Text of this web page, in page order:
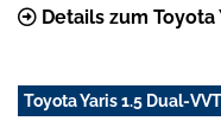
Details zum
Toyota Yaris 1.5 Dual-